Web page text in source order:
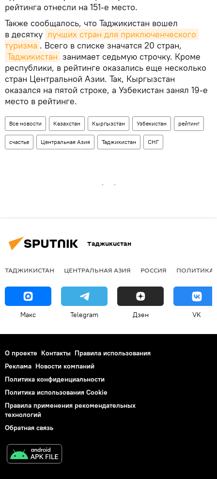
рейтинга отнесли на 151-е место.
Также сообщалось, что Таджикистан вошел
в десятку лучших стран для приключенческого
туризма . Всего в списке значатся 20 стран,
Таджикистан занимает седьмую строчку. Кроме
республики, в рейтинге оказались еще несколько
стран Центральной Азии. Так, Кыргызстан
оказался на пятой строке, а Узбекистан занял 19-е
место в рейтинге.
Все новости Казахстан Кыргызстан Узбекистан рейтинг
счастье Центральная Азия Таджикистан СНГ
Таджикистан
ТАДЖИКИСТАН ЦЕНТРАЛЬНАЯ АЗИЯ РОССИЯ ПОЛИТИКА
Макс Telegram Дзен VK
О проекте Контакты Правила использования
Реклама Новости компаний
Политика конфиденциальности
Политика использования Cookie
Правила применения рекомендательных
технологий
Обратная связь